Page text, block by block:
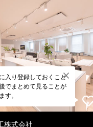
入り登録しておくこと
でまとめて見ることが
す。
株式会社